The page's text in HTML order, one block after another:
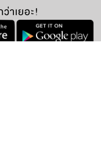
าเยอะ!